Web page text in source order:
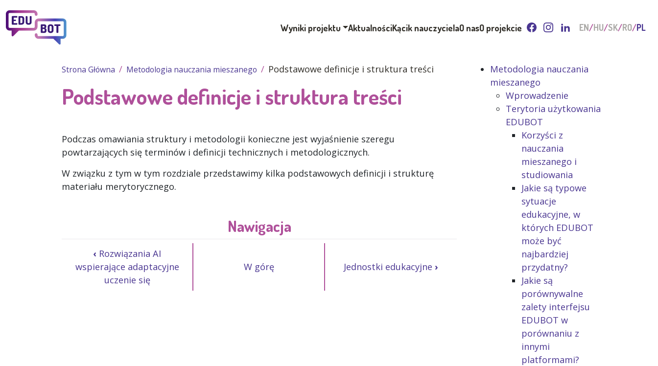
Wyniki projektu AktualnościKącik nauczycielaO nasO projekcie EN HU SK RO PL
Strona Główna Metodologia nauczania mieszanego Podstawowe definicje i struktura treści
Podstawowe definicje i struktura treści
Podczas omawiania struktury i metodologii konieczne jest wyjaśnienie szeregu
powtarzających się terminów i definicji technicznych i metodologicznych.
W związku z tym w tym rozdziale przedstawimy kilka podstawowych definicji i strukturę
materiału merytorycznego.
Nawigacja
‹ Rozwiązania AI
wspierające adaptacyjne
uczenie się
W górę Jednostki edukacyjne ›
Metodologia nauczania
mieszanego
Wprowadzenie
Terytoria użytkowania
EDUBOT
Korzyści z
nauczania
mieszanego i
studiowania
Jakie są typowe
sytuacje
edukacyjne, w
których EDUBOT
może być
najbardziej
przydatny?
Jakie są
porównywalne
zalety interfejsu
EDUBOT w
porównaniu z
innymi
platformami?